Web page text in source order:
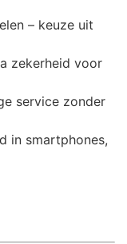
– keuze uit
zekerheid voor
service zonder
in smartphones,